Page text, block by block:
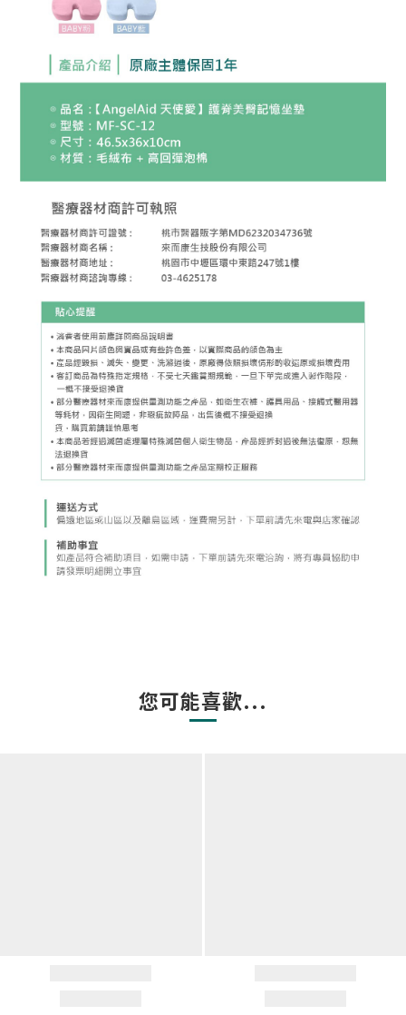
您可能喜歡...